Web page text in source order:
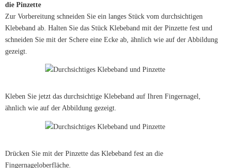
die Pinzette
Zur Vorbereitung schneiden Sie ein langes Stück vom durchsichtigen
Klebeband ab. Halten Sie das Stück Klebeband mit der Pinzette fest und
schneiden Sie mit der Schere eine Ecke ab, ähnlich wie auf der Abbildung
gezeigt.
Kleben Sie jetzt das durchsichtige Klebeband auf Ihren Fingernagel,
ähnlich wie auf der Abbildung gezeigt.
Drücken Sie mit der Pinzette das Klebeband fest an die
Fingernageloberfläche.